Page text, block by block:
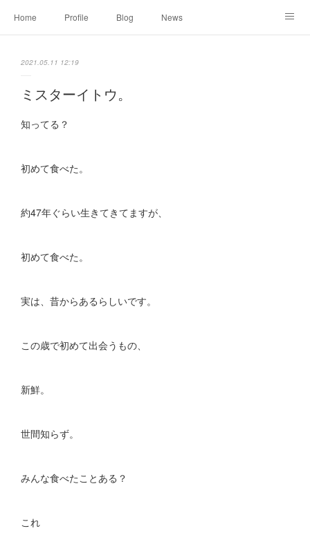
Home Profile Blog News
2021.05.11 12:19
ミスターイトウ。
知ってる？
初めて食べた。
約47年ぐらい生きてきてますが、
初めて食べた。
実は、昔からあるらしいです。
この歳で初めて出会うもの、
新鮮。
世間知らず。
みんな食べたことある？
これ